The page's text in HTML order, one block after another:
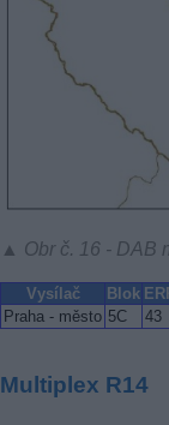
▲ Obr č. 16 - DAB
Vysílač Blok
Praha - město 5C 43
Multiplex R14